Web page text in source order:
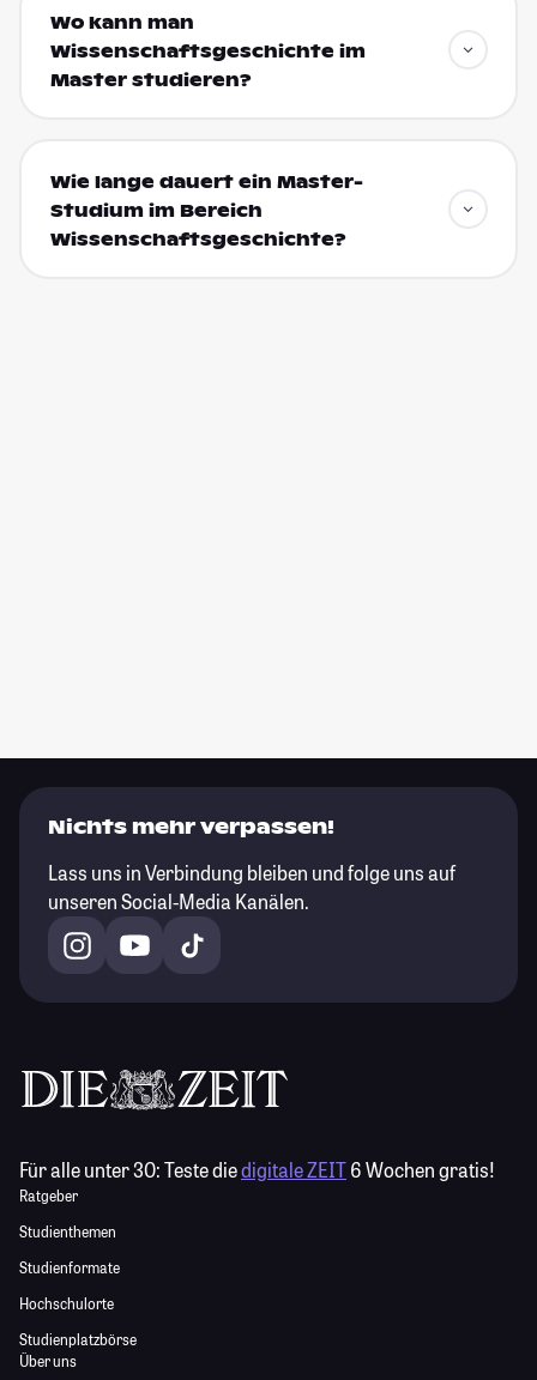
Wo kann man
Wissenschaftsgeschichte im
Master studieren?
Wie lange dauert ein Master-
Studium im Bereich
Wissenschaftsgeschichte?
Nichts mehr verpassen!
Lass uns in Verbindung bleiben und folge uns auf
unseren Social-Media Kanälen.
Für alle unter 30:Teste diedigitale ZEIT6 Wochen gratis!
Ratgeber
Studienthemen
Studienformate
Hochschulorte
Studienplatzbörse
Über uns